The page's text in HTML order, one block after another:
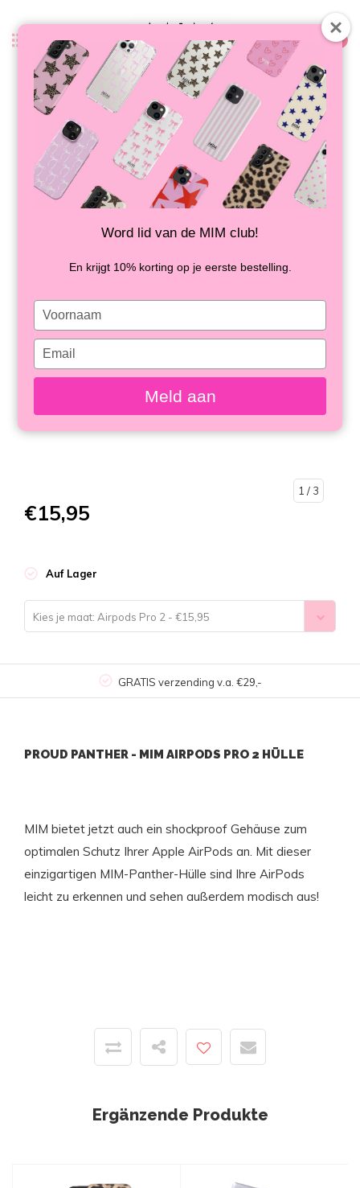
0
Zurück
PROUD PANTHER - MIM AIRPODS
PRO 2 HÜLLE
AUF LAGER
1 / 3
€15,95
Auf Lager
Kies je maat: Airpods Pro 2 - €15,95
GRATIS verzending v.a. €29,-
PROUD PANTHER - MIM AIRPODS PRO 2 HÜLLE
MIM bietet jetzt auch ein shockproof Gehäuse zum
optimalen Schutz Ihrer Apple AirPods an. Mit dieser
einzigartigen MIM-Panther-Hülle sind Ihre AirPods
leicht zu erkennen und sehen außerdem modisch aus!
Ergänzende Produkte
Word lid van de MIM club!
En krijgt 10% korting op je eerste bestelling.
Type
your
name
Type
your
email
Meld aan